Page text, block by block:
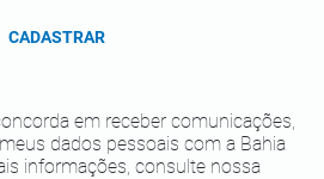
em receber comunicações,
dados pessoais com a Bahia
informações, consulte nossa
CADASTRAR